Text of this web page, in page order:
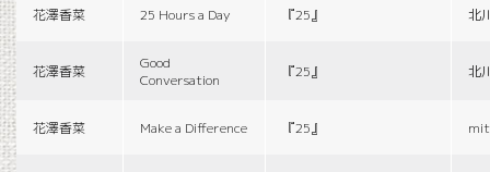
花澤香菜 25 Hours a Day 『25』 北
花澤香菜
Good
Conversation
『25』 北
花澤香菜 Make a Difference 『25』